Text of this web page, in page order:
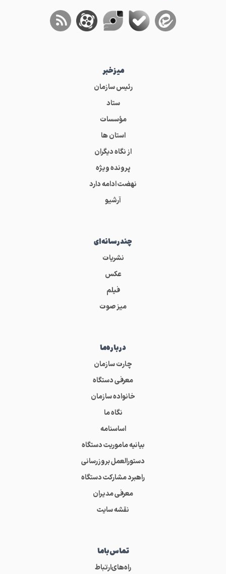
میز‌خبر
رئیس سازمان
ستاد
مؤسسات
استان ها
از نگاه دیگران
پرونده ویژه
نهضت ادامه دارد
آرشیو
چندرسانه‌ای
نشریات
عکس
فیلم
میز صوت
درباره‌ما
چارت سازمان
معرفی دستگاه
خانواده سازمان
نگاه ما
اساسنامه
بیانیه ماموریت دستگاه
دستورالعمل بروزرسانی
راهبرد مشارکت دستگاه
معرفی مدیران
نقشه سایت
تماس‌باما
راه‌های‌ارتباط